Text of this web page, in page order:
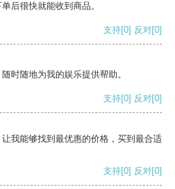
后很快就能收到商品。
支持[0] 反对[0]
时随地为我的娱乐提供帮助。
支持[0] 反对[0]
我能够找到最优惠的价格，买到最合适
支持[0] 反对[0]